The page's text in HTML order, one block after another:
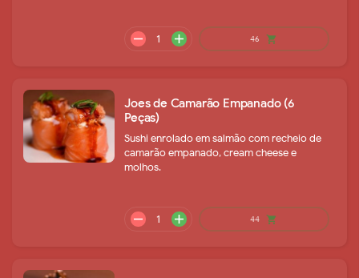
Joes de Camarão Empanado (6
Peças)
Sushi enrolado em salmão com recheio de
camarão empanado, cream cheese e
molhos.